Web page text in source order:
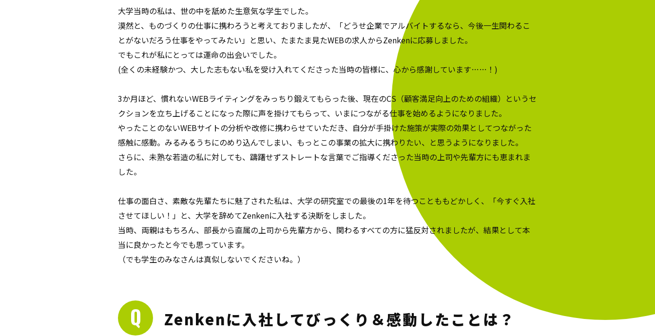
大学当時の私は、世の中を舐めた生意気な学生でした。
漠然と、ものづくりの仕事に携わろうと考えておりましたが、「どうせ企業でアルバイトするなら、今後一生関わるこ
とがないだろう仕事をやってみたい」と思い、たまたま見たWEBの求人からZenkenに応募しました。
でもこれが私にとっては運命の出会いでした。
(全くの未経験かつ、大した志もない私を受け入れてくださった当時の皆様に、心から感謝しています……！)
3か月ほど、慣れないWEBライティングをみっちり鍛えてもらった後、現在のCS（顧客満足向上のための組織）というセ
クションを立ち上げることになった際に声を掛けてもらって、いまにつながる仕事を始めるようになりました。
やったことのないWEBサイトの分析や改修に携わらせていただき、自分が手掛けた施策が実際の効果としてつながった
感触に感動。みるみるうちにのめり込んでしまい、もっとこの事業の拡大に携わりたい、と思うようになりました。
さらに、未熟な若造の私に対しても、躊躇せずストレートな言葉でご指導くださった当時の上司や先輩方にも恵まれま
した。
仕事の面白さ、素敵な先輩たちに魅了された私は、大学の研究室での最後の1年を待つことももどかしく、「今すぐ入社
させてほしい！」と、大学を辞めてZenkenに入社する決断をしました。
当時、両親はもちろん、部長から直属の上司から先輩方から、関わるすべての方に猛反対されましたが、結果として本
当に良かったと今でも思っています。
（でも学生のみなさんは真似しないでくださいね。）
Zenkenに入社してびっくり＆感動したことは？